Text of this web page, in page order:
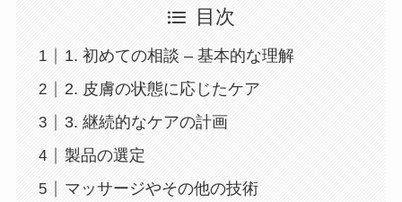
目次
1. 初めての相談 – 基本的な理解
2. 皮膚の状態に応じたケア
3. 継続的なケアの計画
製品の選定
マッサージやその他の技術